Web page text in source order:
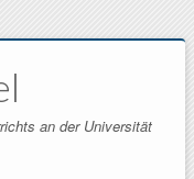
an der Universität